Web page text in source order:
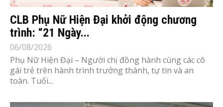
CLB Phụ Nữ Hiện Đại khởi động chương
trình: “21 Ngày...
06/08/2026
Phụ Nữ Hiện Đại – Người chị đồng hành cùng các cô
gái trẻ trên hành trình trưởng thành, tự tin và an
toàn. Tuổi...